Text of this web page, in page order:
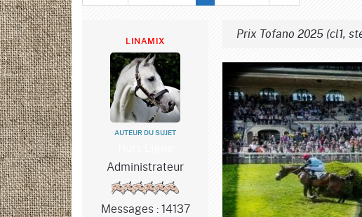
LINAMIX
AUTEUR DU SUJET
Administrateur
Messages : 14137
Prix Tofano 2025 (cl1,